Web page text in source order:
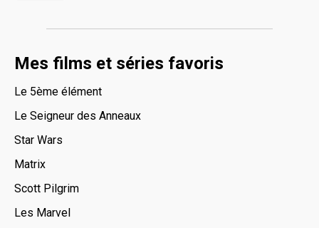
Mes films et séries favoris
Le 5ème élément
Le Seigneur des Anneaux
Star Wars
Matrix
Scott Pilgrim
Les Marvel